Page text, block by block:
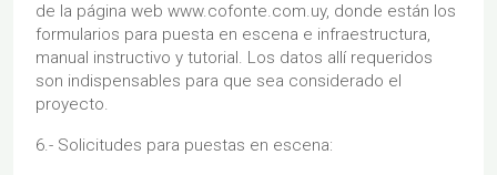
de la página web www.cofonte.com.uy, donde están los
formularios para puesta en escena e infraestructura,
manual instructivo y tutorial. Los datos allí requeridos
son indispensables para que sea considerado el
proyecto.
6.- Solicitudes para puestas en escena: